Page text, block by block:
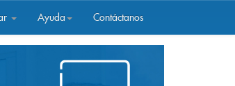
Ayuda Contáctanos